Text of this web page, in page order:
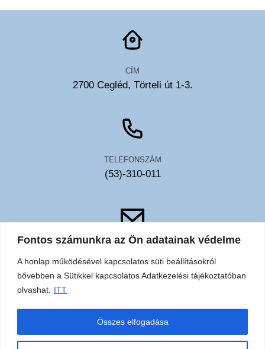
Fontos számunkra az Ön adatainak védelme
A honlap működésével kapcsolatos süti beállításokról
bővebben a Sütikkel kapcsolatos Adatkezelési tájékoztatóban
olvashat.
ITT
Összes elfogadása
CÍM
2700 Cegléd, Törteli út 1-3.
TELEFONSZÁM
(53)-310-011
toldy@toldykorhaz.hu
AkadálymentesítésiKözérdekű
adatok
Elérhetőségek
Sütik
tájékoztató